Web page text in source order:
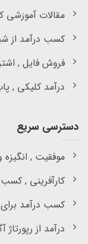
مقالات آموزشی
کسب درآمد از
فروش فایل ,
درآمد کلیکی ,
دسترسی سریع
موفقیت ,
کارآفرینی , کسب
کسب درآمد
درآمد از